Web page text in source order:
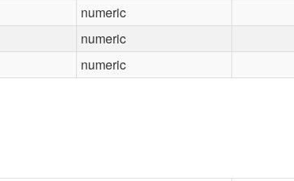
numeric
numeric
numeric